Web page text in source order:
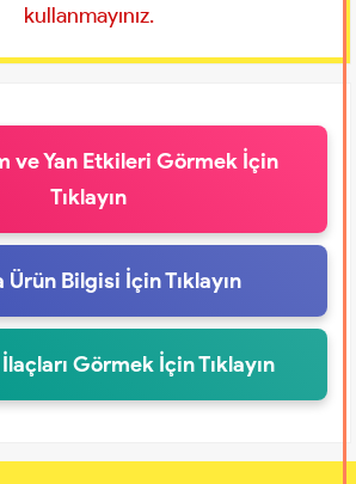
kullanmayınız.
ve Yan Etkileri Görmek İçin
Tıklayın
Ürün Bilgisi İçin Tıklayın
Görmek İçin Tıklayın